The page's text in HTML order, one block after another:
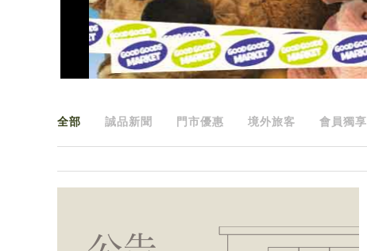
全部 誠品新聞 門市優惠 境外旅客 會員獨享